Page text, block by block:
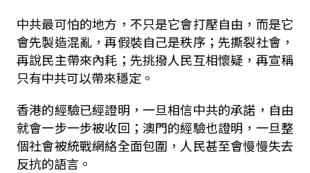
中共最可怕的地方，不只是它會打壓自由，而是它
會先製造混亂，再假裝自己是秩序；先撕裂社會，
再說民主帶來內耗；先挑撥人民互相懷疑，再宣稱
只有中共可以帶來穩定。
香港的經驗已經證明，一旦相信中共的承諾，自由
就會一步一步被收回；澳門的經驗也證明，一旦整
個社會被統戰網絡全面包圍，人民甚至會慢慢失去
反抗的語言。